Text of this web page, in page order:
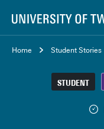
Home Student Stories
STUDENT